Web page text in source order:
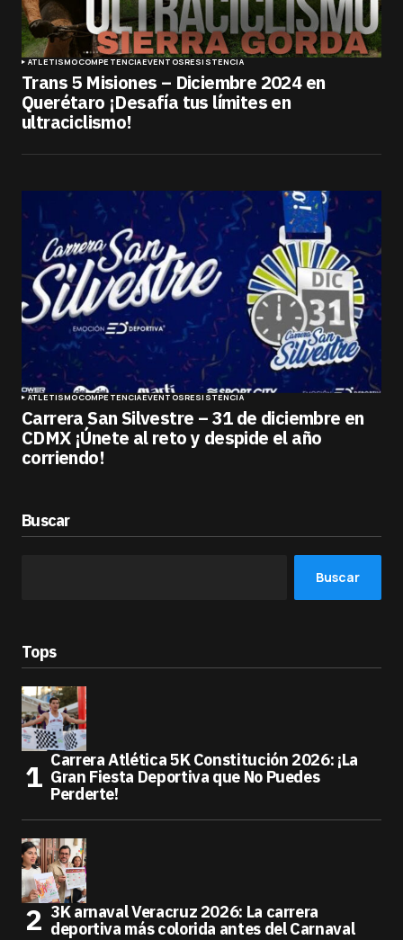
ATLETISMOCOMPETENCIAEVENTOSRESISTENCIA
Trans 5 Misiones – Diciembre 2024 en
Querétaro ¡Desafía tus límites en
ultraciclismo!
ATLETISMOCOMPETENCIAEVENTOSRESISTENCIA
Carrera San Silvestre – 31 de diciembre en
CDMX ¡Únete al reto y despide el año
corriendo!
Buscar
Buscar
Tops
Carrera Atlética 5K Constitución 2026: ¡La
Gran Fiesta Deportiva que No Puedes
Perderte!
3K arnaval Veracruz 2026: La carrera
deportiva más colorida antes del Carnaval